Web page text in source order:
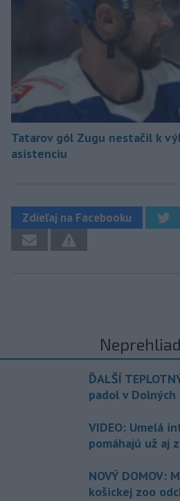
Tatarov gól Zugu nestačil k
asistenciu
Zdieľaj na Facebooku
ĎALŠÍ
padol v
VIDEO: Umelá
pomáhajú už aj
NOVÝ DOMOV:
košickej zoo